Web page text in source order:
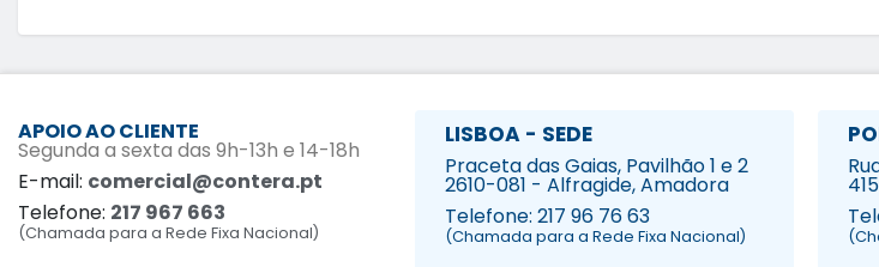
APOIO AO CLIENTE
Segunda a sexta das 9h-13h e 14-18h
E-mail: comercial@contera.pt
Telefone: 217 967 663
(Chamada para a Rede Fixa Nacional)
LISBOA - SEDE
Praceta das Gaias, Pavilhão 1 e 2
2610-081 - Alfragide, Amadora
Telefone: 217 96 76 63
(Chamada para a Rede Fixa Nacional)